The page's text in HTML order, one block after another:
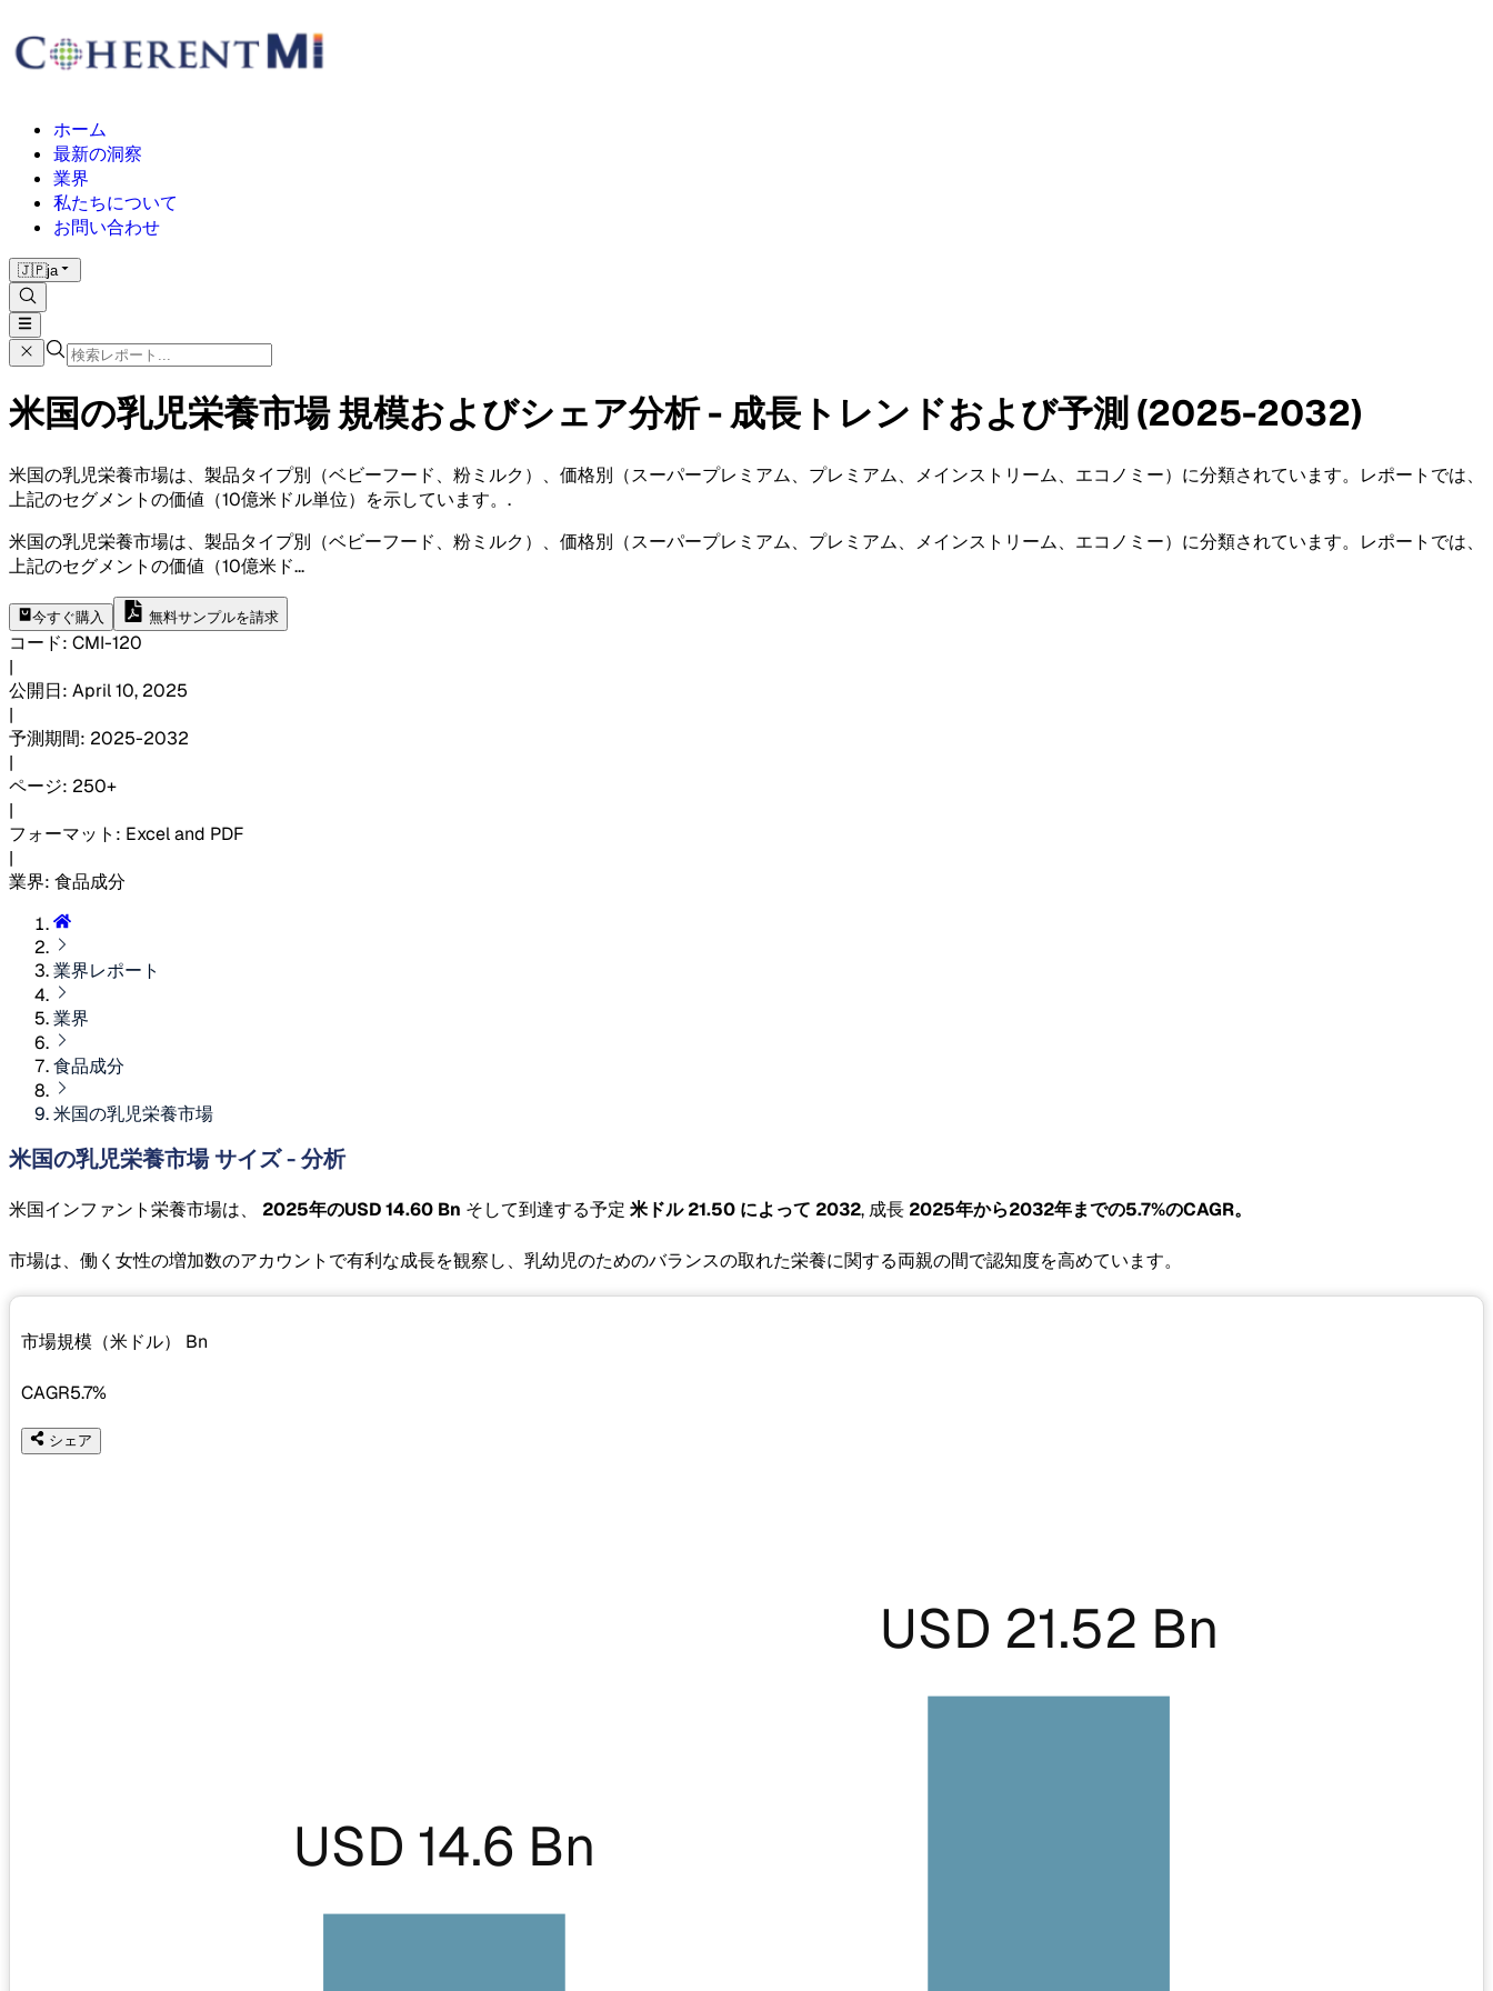
ホーム
最新の洞察
業界
私たちについて
お問い合わせ
🇯🇵ja
米国の乳児栄養市場 規模およびシェア分析 - 成長トレンドおよび予測 (2025-2032)
米国の乳児栄養市場は、製品タイプ別（ベビーフード、粉ミルク）、価格別（スーパープレミアム、プレミアム、メインストリーム、エコノミー）に分類されています。レポートでは、
上記のセグメントの価値（10億米ドル単位）を示しています。 .
米国の乳児栄養市場は、製品タイプ別（ベビーフード、粉ミルク）、価格別（スーパープレミアム、プレミアム、メインストリーム、エコノミー）に分類されています。レポートでは、
上記のセグメントの価値（10億米ド...
今すぐ購入 無料サンプルを請求
コード: CMI-120
|
公開日: April 10, 2025
|
予測期間: 2025-2032
|
ページ: 250+
|
フォーマット : Excel and PDF
|
業界: 食品成分
業界レポート
業界
食品成分
米国の乳児栄養市場
米国の乳児栄養市場 サイズ - 分析
米国インファント栄養市場は、 2025年のUSD 14.60 Bn そして到達する予定 米ドル 21.50 によって 2032, 成長 2025年から2032年までの5.7%のCAGR。
市場は、働く女性の増加数のアカウントで有利な成長を観察し、乳幼児のためのバランスの取れた栄養に関する両親の間で認知度を高めています。
市場規模（米ドル） Bn
CAGR5.7%
シェア
USD 14.6 Bn
USD 21.52 Bn